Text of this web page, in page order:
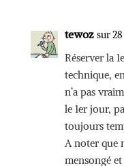
tewoz sur 28
Réserver la
technique,
n’a pas
le 1er jour,
toujours
A noter que
mensongé et